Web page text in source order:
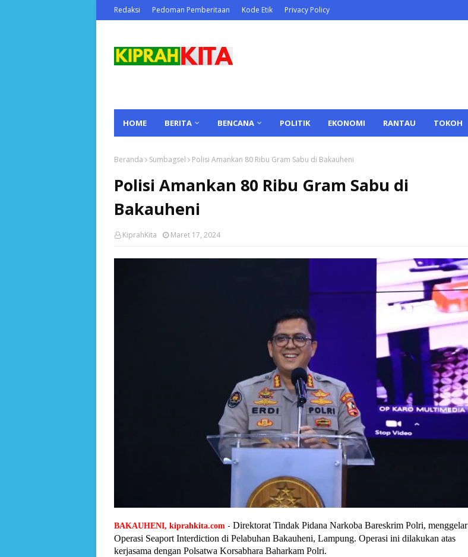
Redaksi Pedoman Pemberitaan Kode Etik Privacy Policy
HOME BERITA BENCANA POLITIK EKONOMI RANTAU TOKOH
Beranda Sumbagsel Polisi Amankan 80 Ribu Gram Sabu di Bakauheni
Polisi Amankan 80 Ribu Gram Sabu di
Bakauheni
KiprahKita Maret 17, 2024
BAKAUHENI, kiprahkita.com - Direktorat Tindak Pidana Narkoba Bareskrim Polri, menggelar
Operasi Seaport Interdiction di Pelabuhan Bakauheni, Lampung. Operasi ini dilakukan atas
kerjasama dengan Polsatwa Korsabhara Baharkam Polri.